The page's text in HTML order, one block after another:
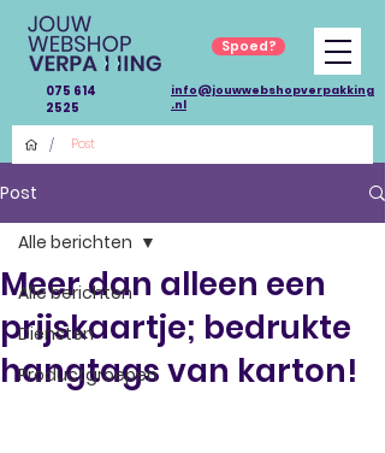
info@jouwwebshopverpakking
.nl
075 614
2525
Spoed?
/ Post
Post
Alle berichten
Diensten
Productgroepen
Alle berichten
Meer dan alleen een
prijskaartje; bedrukte
hangtags van karton!